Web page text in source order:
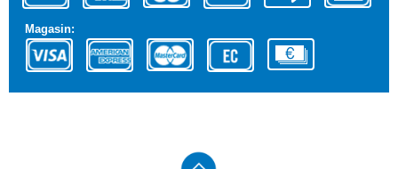
Magasin: